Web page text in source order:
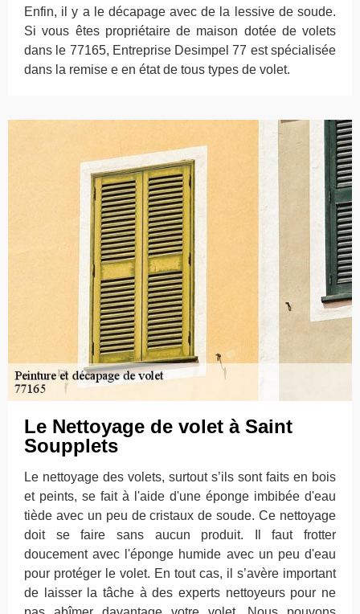
Enfin, il y a le décapage avec de la lessive de soude.
Si vous êtes propriétaire de maison dotée de volets
dans le 77165, Entreprise Desimpel 77 est spécialisée
dans la remise e en état de tous types de volet.
Le Nettoyage de volet à Saint
Soupplets
Le nettoyage des volets, surtout s’ils sont faits en bois
et peints, se fait à l'aide d'une éponge imbibée d'eau
tiède avec un peu de cristaux de soude. Ce nettoyage
doit se faire sans aucun produit. Il faut frotter
doucement avec l'éponge humide avec un peu d'eau
pour protéger le volet. En tout cas, il s’avère important
de laisser la tâche à des experts nettoyeurs pour ne